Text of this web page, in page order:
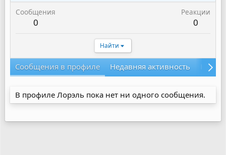
Сообщения
0
Реакции
0
Найти
Сообщения в профиле Недавняя активность
В профиле Лорэль пока нет ни одного сообщения.